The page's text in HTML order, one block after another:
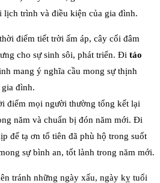
lịch trình và điều kiện của gia đình.
điểm tiết trời ấm áp, cây cối đâm
cho sự sinh sôi, phát triển. Đi tảo
mang ý nghĩa cầu mong sự thịnh
đình.
điểm mọi người thường tổng kết lại
năm và chuẩn bị đón năm mới. Đi
để tạ ơn tổ tiên đã phù hộ trong suốt
sự bình an, tốt lành trong năm mới.
tránh những ngày xấu, ngày kỵ tuổi